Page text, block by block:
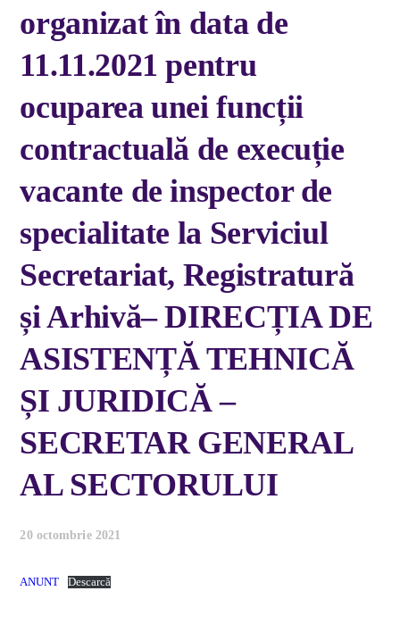
organizat în data de
11.11.2021 pentru
ocuparea unei funcții
contractuală de execuție
vacante de inspector de
specialitate la Serviciul
Secretariat, Registratură
și Arhivă– DIRECȚIA DE
ASISTENȚĂ TEHNICĂ
ȘI JURIDICĂ –
SECRETAR GENERAL
AL SECTORULUI
20 octombrie 2021
ANUNT Descarcă